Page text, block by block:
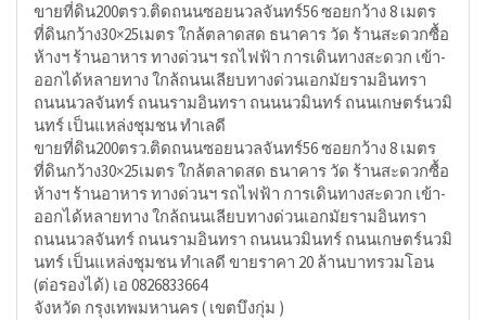
ขายที่ดิน200ตรว.ติดถนนซอยนวลจันทร์56 ซอยกว้าง 8 เมตร
ที่ดินกว้าง30×25เมตร ใกล้ตลาดสด ธนาคาร วัด ร้านสะดวกซื้อ
ห้างฯ ร้านอาหาร ทางด่วนฯ รถไฟฟ้า การเดินทางสะดวก เข้า-
ออกได้หลายทาง ใกล้ถนนเลียบทางด่วนเอกมัยรามอินทรา
ถนนนวลจันทร์ ถนนรามอินทรา ถนนนวมินทร์ ถนนเกษตร์นวมิ
นทร์ เป็นแหล่งชุมชน ทำเลดี
ขายที่ดิน200ตรว.ติดถนนซอยนวลจันทร์56 ซอยกว้าง 8 เมตร
ที่ดินกว้าง30×25เมตร ใกล้ตลาดสด ธนาคาร วัด ร้านสะดวกซื้อ
ห้างฯ ร้านอาหาร ทางด่วนฯ รถไฟฟ้า การเดินทางสะดวก เข้า-
ออกได้หลายทาง ใกล้ถนนเลียบทางด่วนเอกมัยรามอินทรา
ถนนนวลจันทร์ ถนนรามอินทรา ถนนนวมินทร์ ถนนเกษตร์นวมิ
นทร์ เป็นแหล่งชุมชน ทำเลดี ขายราคา 20 ล้านบาทรวมโอน
(ต่อรองได้) เอ 0826833664
จังหวัด กรุงเทพมหานคร ( เขตบึงกุ่ม )